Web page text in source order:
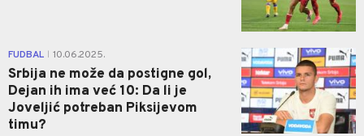
FUDBAL 10.06.2025.
Srbija ne može da postigne gol,
Dejan ih ima već 10: Da li je
Joveljić potreban Piksijevom
timu?
0